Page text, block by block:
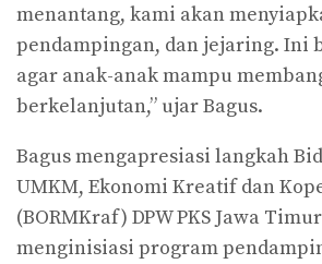
menantang, kami akan
pendampingan, dan jejaring. Ini
agar anak-anak mampu
berkelanjutan,” ujar Bagus.
Bagus mengapresiasi langkah
UMKM, Ekonomi Kreatif dan
(BORMKraf) DPW PKS Jawa
menginisiasi program